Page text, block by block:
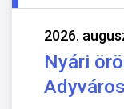
2026.
Nyári